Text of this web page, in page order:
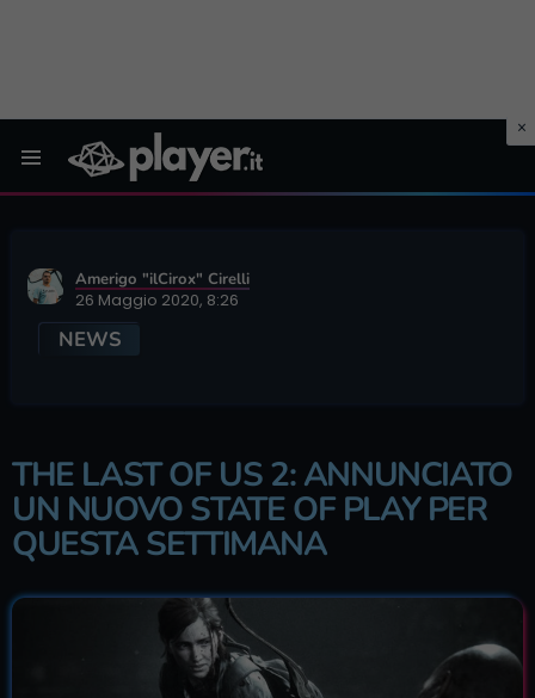
Amerigo "ilCirox" Cirelli
26 Maggio 2020, 8:26
NEWS
THE LAST OF US 2: ANNUNCIATO
UN NUOVO STATE OF PLAY PER
QUESTA SETTIMANA